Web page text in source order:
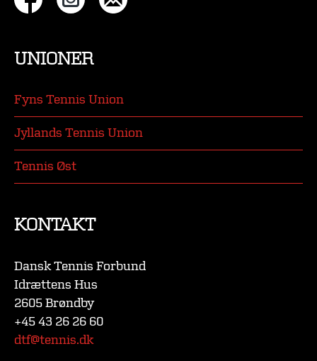
UNIONER
Fyns Tennis Union
Jyllands Tennis Union
Tennis Øst
KONTAKT
Dansk Tennis Forbund
Idrættens Hus
2605 Brøndby
+45 43 26 26 60
dtf@tennis.dk